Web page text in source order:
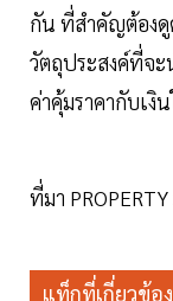
กัน ที่สำคัญต้องดู
วัตถุประสงค์ที่จ
ค่าคุ้มราคากับเงิ
ที่มา
แท็กที่เกี่ยวข้อง